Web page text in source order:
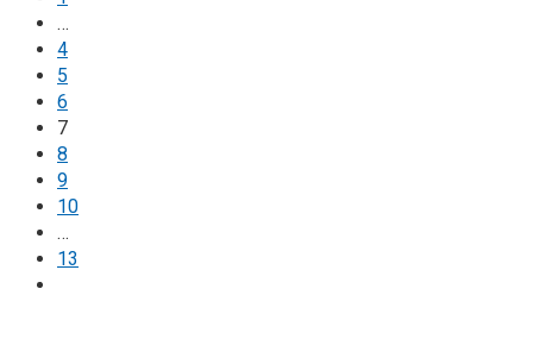
…
4
5
6
7
8
9
10
…
13